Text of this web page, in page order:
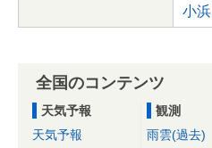
小浜
全国のコンテンツ
天気予報
天気予報
観測
雨雲(過去)